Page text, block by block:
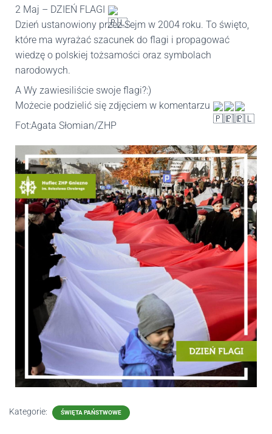
2 Maj – DZIEŃ FLAGI
Dzień ustanowiony przez Sejm w 2004 roku. To święto,
które ma wyrażać szacunek do flagi i propagować
wiedzę o polskiej tożsamości oraz symbolach
narodowych.
A Wy zawiesiliście swoje flagi?:)
Możecie podzielić się zdjęciem w komentarzu
Fot:Agata Słomian/ZHP
Kategorie: ŚWIĘTA PAŃSTWOWE